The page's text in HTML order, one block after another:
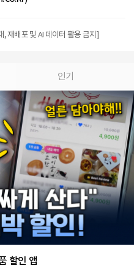
재배포 및 AI 데이터 활용 금지]
인기
할인 앱